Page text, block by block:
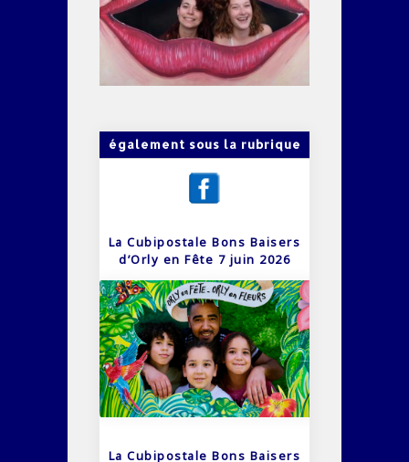
également sous la rubrique
La Cubipostale Bons Baisers
d’Orly en Fête 7 juin 2026
La Cubipostale Bons Baisers